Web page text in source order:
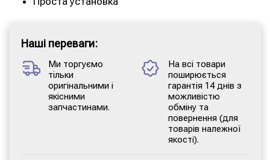
Наші переваги:
Ми торгуємо
тільки
оригінальними і
якісними
запчастинами.
На всі товари
поширюється
гарантія 14 днів з
можливістю
обміну та
повернення (для
товарів належної
якості).